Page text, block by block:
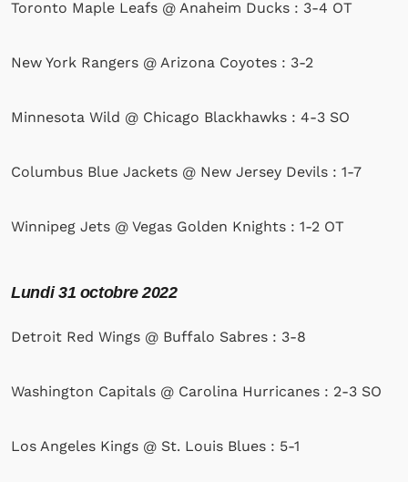
Toronto Maple Leafs @ Anaheim Ducks : 3-4 OT
New York Rangers @ Arizona Coyotes : 3-2
Minnesota Wild @ Chicago Blackhawks : 4-3 SO
Columbus Blue Jackets @ New Jersey Devils : 1-7
Winnipeg Jets @ Vegas Golden Knights : 1-2 OT
Lundi 31 octobre 2022
Detroit Red Wings @ Buffalo Sabres : 3-8
Washington Capitals @ Carolina Hurricanes : 2-3 SO
Los Angeles Kings @ St. Louis Blues : 5-1